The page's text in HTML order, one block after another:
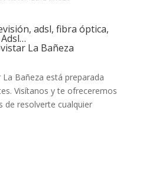
adsl, fibra óptica,
Adsl…
La Bañeza
Bañeza está preparada
Visítanos y te ofreceremos
de resolverte cualquier